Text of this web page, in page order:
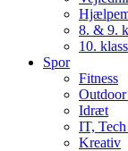
8. & 9.
10.
Spor
Fitness
Idræt
IT,
Kreativ